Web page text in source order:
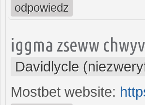
odpowiedz
iggma zseww chwyv
Davidlycle
Mostbet website: